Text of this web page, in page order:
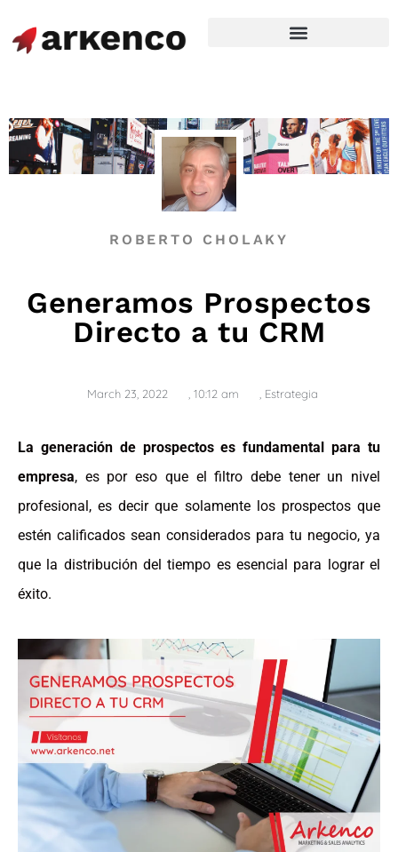
ROBERTO CHOLAKY
Generamos Prospectos
Directo a tu CRM
March 23, 2022 10:12 am Estrategia
La generación de prospectos es fundamental para tu
empresa, es por eso que el filtro debe tener un nivel
profesional, es decir que solamente los prospectos que
estén calificados sean considerados para tu negocio, ya
que la distribución del tiempo es esencial para lograr el
éxito.